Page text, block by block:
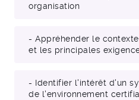
organisation
- Appréhender le
et les principales
- Identifier l'intérêt d'un
de l'environnement